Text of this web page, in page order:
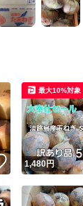
いいね！
1,480円
最大10%対象